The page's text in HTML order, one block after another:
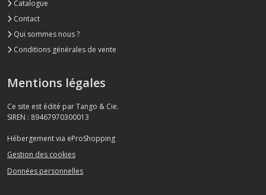
Catalogue
Contact
Qui sommes nous ?
Conditions générales de vente
Mentions légales
Ce site est édité par Tango & Cie.
SIREN : 89467970300013
Hébergement via eProShopping
Gestion des cookies
Données personnelles